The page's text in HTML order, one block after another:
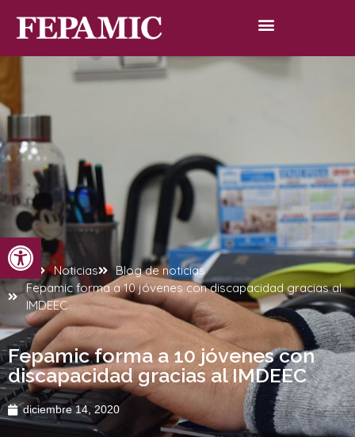
Abrir barra de herramientas
Inicio Noticias
Blog de noticias
Fepamic forma a 10 jóvenes con discapacidad gracias al
IMDEEC
Fepamic forma a 10 jóvenes con
discapacidad gracias al IMDEEC
diciembre 14, 2020